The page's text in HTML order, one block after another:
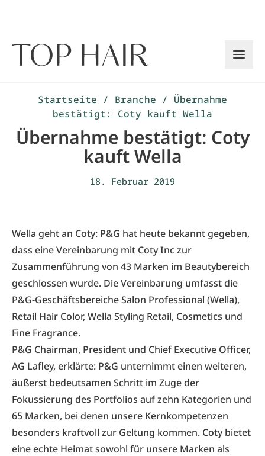
Startseite / Branche / Übernahme
bestätigt: Coty kauft Wella
Übernahme bestätigt: Coty
kauft Wella
18. Februar 2019
Wella geht an Coty: P&G hat heute bekannt gegeben,
dass eine Vereinbarung mit Coty Inc zur
Zusammenführung von 43 Marken im Beautybereich
geschlossen wurde. Die Vereinbarung umfasst die
P&G-Geschäftsbereiche Salon Professional (Wella),
Retail Hair Color, Wella Styling Retail, Cosmetics und
Fine Fragrance.
P&G Chairman, President und Chief Executive Officer,
AG Lafley, erklärte: P&G unternimmt einen weiteren,
äußerst bedeutsamen Schritt im Zuge der
Fokussierung des Portfolios auf zehn Kategorien und
65 Marken, bei denen unsere Kernkompetenzen
besonders kraftvoll zur Geltung kommen. Coty bietet
eine echte Heimat sowohl für unsere Marken als